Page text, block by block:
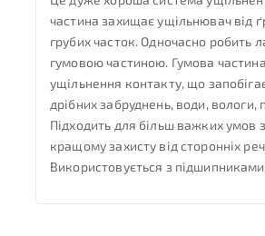
частина захищає ущільнювач від
грубих часток. Одночасно робить
гумовою частиною. Гумова
ущільнення контакту, що
дрібних забруднень, води, вологи,
Підходить для більш важких умов
кращому захисту від сторонніх
Використовується з